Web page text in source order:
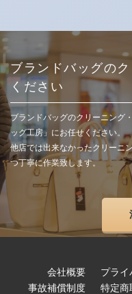
ブランドバッグの
ください
ブランドバッグのクリーニング
ッグ工房」にお任せください。
他店では出来なかったクリーニ
つ丁寧に作業致します。
会社概要 プライ
事故補償制度
特定商